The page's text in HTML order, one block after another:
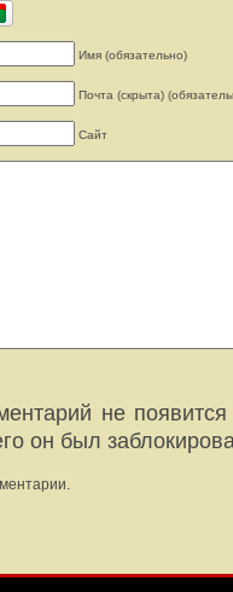
Имя (обязательно)
Почта (скрыта)
Сайт
не появится
он был